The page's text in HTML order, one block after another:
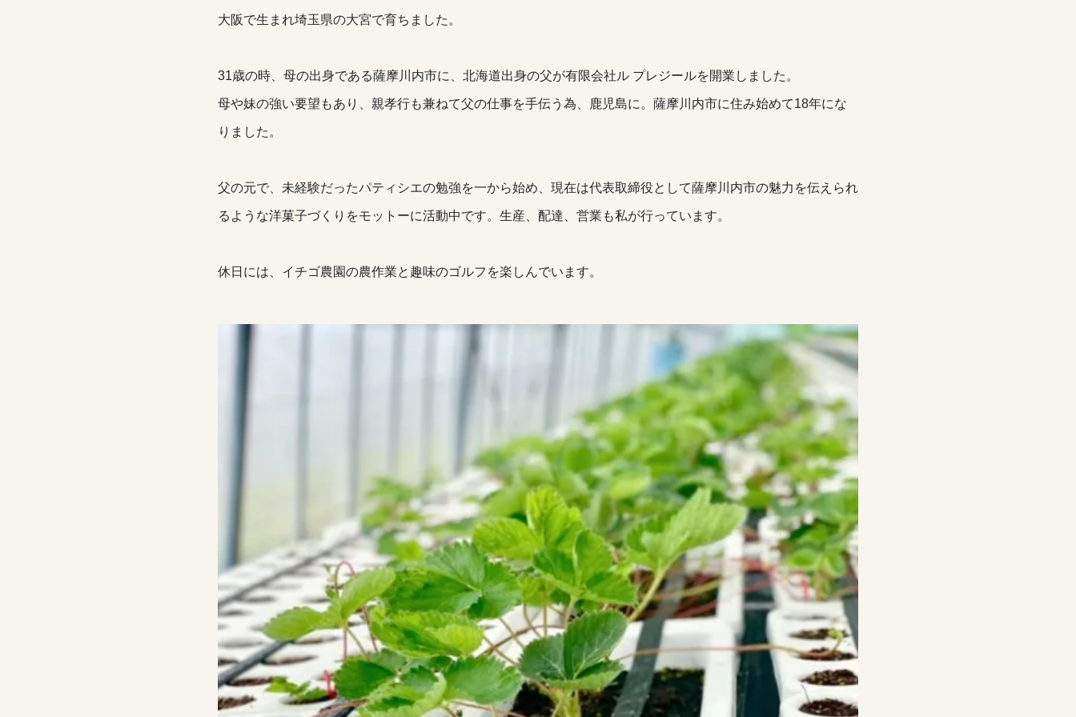
大阪で生まれ埼玉県の大宮で育ちました。
31歳の時、母の出身である薩摩川内市に、北海道出身の父が有限会社ル プレジールを開業しました。
母や妹の強い要望もあり、親孝行も兼ねて父の仕事を手伝う為、鹿児島に。薩摩川内市に住み始めて18年にな
りました。
父の元で、未経験だったパティシエの勉強を一から始め、現在は代表取締役として薩摩川内市の魅力を伝えられ
るような洋菓子づくりをモットーに活動中です。生産、配達、営業も私が行っています。
休日には、イチゴ農園の農作業と趣味のゴルフを楽しんでいます。